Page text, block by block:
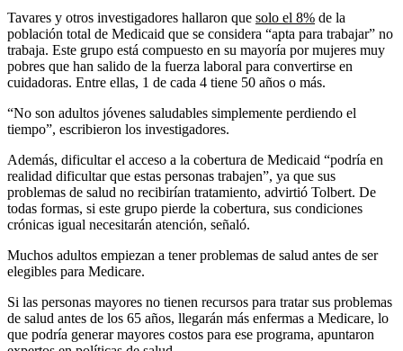
Tavares y otros investigadores hallaron que solo el 8% de la
población total de Medicaid que se considera “apta para trabajar” no
trabaja. Este grupo está compuesto en su mayoría por mujeres muy
pobres que han salido de la fuerza laboral para convertirse en
cuidadoras. Entre ellas, 1 de cada 4 tiene 50 años o más.
“No son adultos jóvenes saludables simplemente perdiendo el
tiempo”, escribieron los investigadores.
Además, dificultar el acceso a la cobertura de Medicaid “podría en
realidad dificultar que estas personas trabajen”, ya que sus
problemas de salud no recibirían tratamiento, advirtió Tolbert. De
todas formas, si este grupo pierde la cobertura, sus condiciones
crónicas igual necesitarán atención, señaló.
Muchos adultos empiezan a tener problemas de salud antes de ser
elegibles para Medicare.
Si las personas mayores no tienen recursos para tratar sus problemas
de salud antes de los 65 años, llegarán más enfermas a Medicare, lo
que podría generar mayores costos para ese programa, apuntaron